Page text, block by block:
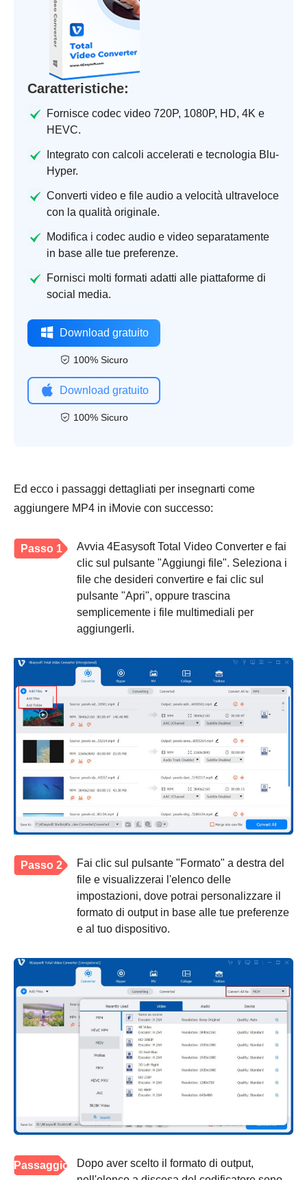
Caratteristiche:
Fornisce codec video 720P, 1080P, HD, 4K e
HEVC.
Integrato con calcoli accelerati e tecnologia Blu-
Hyper.
Converti video e file audio a velocità ultraveloce
con la qualità originale.
Modifica i codec audio e video separatamente
in base alle tue preferenze.
Fornisci molti formati adatti alle piattaforme di
social media.
Download gratuito
100% Sicuro
Download gratuito
100% Sicuro
Ed ecco i passaggi dettagliati per insegnarti come
aggiungere MP4 in iMovie con successo:
Passo 1
Avvia 4Easysoft Total Video Converter e fai
clic sul pulsante "Aggiungi file". Seleziona i
file che desideri convertire e fai clic sul
pulsante "Apri", oppure trascina
semplicemente i file multimediali per
aggiungerli.
Passo 2
Fai clic sul pulsante "Formato" a destra del
file e visualizzerai l'elenco delle
impostazioni, dove potrai personalizzare il
formato di output in base alle tue preferenze
e al tuo dispositivo.
Passaggio
Dopo aver scelto il formato di output,